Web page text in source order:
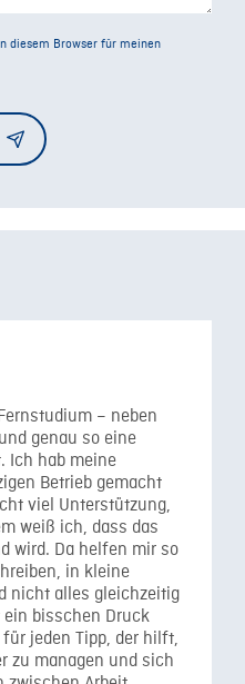
diesem Browser für meinen
– neben
genau so eine
Ich hab meine
Betrieb gemacht
viel Unterstützung,
weiß ich, dass das
wird. Da helfen mir so
in kleine
nicht alles gleichzeitig
bisschen Druck
jeden Tipp, der hilft,
zu managen und sich